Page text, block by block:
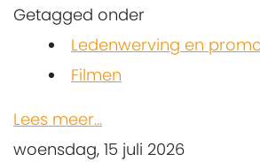
Getagged onder
Ledenwerving en
Filmen
Lees meer...
woensdag, 15 juli 2026